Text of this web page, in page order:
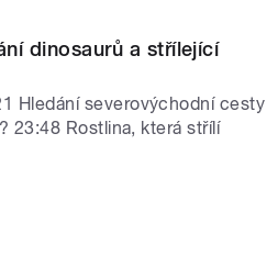
dinosaurů a střílející
Hledání severovýchodní cesty
23:48 Rostlina, která střílí